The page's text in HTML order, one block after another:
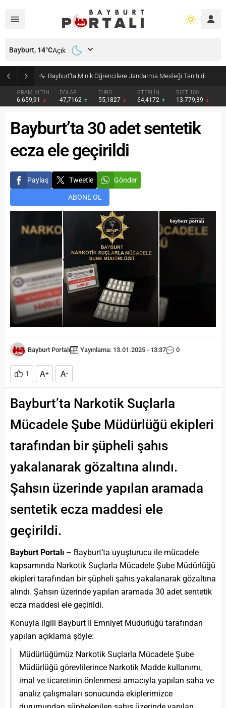
Bayburt’ta Minik Öğrencilere Jandarma Mesleği Tanıtıldı
GRAM ALTIN
6.659,91
DOLAR
47,7162
EURO
55,1827
STERLİN
64,4172
BIST 100
13.779,39
Bayburt, 14°CAçık
Bayburt’ta 30 adet sentetik
ecza ele geçirildi
Paylaş Tweetle Gönder
ABONE OL
Bayburt Portalı Yayınlama: 13.01.2025 - 13:37 0
1 A+ A-
Bayburt’ta Narkotik Suçlarla
Mücadele Şube Müdürlüğü ekipleri
tarafından bir şüpheli şahıs
yakalanarak gözaltına alındı.
Şahsın üzerinde yapılan aramada
sentetik ecza maddesi ele
geçirildi.
Bayburt Portalı – Bayburt’ta uyuşturucu ile mücadele
kapsamında Narkotik Suçlarla Mücadele Şube Müdürlüğü
ekipleri tarafından bir şüpheli şahıs yakalanarak gözaltına
alındı. Şahsın üzerinde yapılan aramada 30 adet sentetik
ecza maddesi ele geçirildi.
Konuyla ilgili Bayburt İl Emniyet Müdürlüğü tarafından
yapılan açıklama şöyle:
Müdürlüğümüz Narkotik Suçlarla Mücadele Şube
Müdürlüğü görevlilerince Narkotik Madde kullanımı,
imal ve ticaretinin önlenmesi amacıyla yapılan saha ve
analiz çalışmaları sonucunda ekiplerimizce